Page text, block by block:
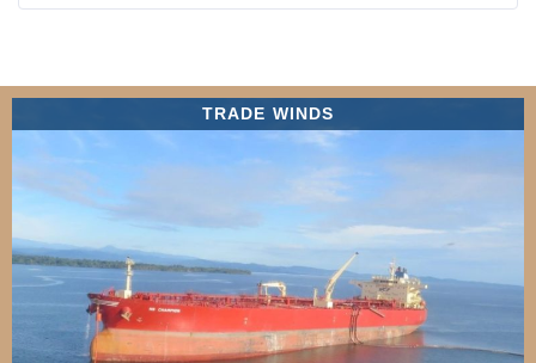
TRADE WINDS